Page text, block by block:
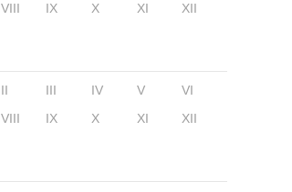
VIII IX X XI XII
II III IV V
VI
VIII IX X XI XII